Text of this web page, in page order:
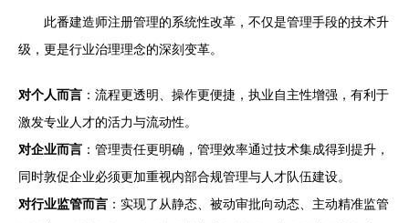
此番建造师注册管理的系统性改革，不仅是管理手段的技术升
级，更是行业治理理念的深刻变革。
对个人而言 ：流程更透明、操作更便捷，执业自主性增强，有利于
激发专业人才的活力与流动性。
对企业而言 ：管理责任更明确，管理效率通过技术集成得到提升，
同时敦促企业必须更加重视内部合规管理与人才队伍建设。
对行业监管而言 ：实现了从静态、被动审批向动态、主动精准监管